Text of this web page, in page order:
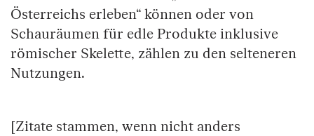
Österreichs erleben“ können oder von
Schauräumen für edle Produkte inklusive
römischer Skelette, zählen zu den selteneren
Nutzungen.
[Zitate stammen, wenn nicht anders